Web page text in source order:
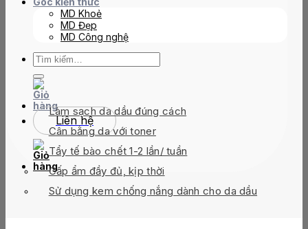
MD Khoẻ
MD Đẹp
MD Công nghệ
kiếm:
Liên hệ
TABLE OF CONTENTS
Tại sao vào mùa hè da dầu dễ gặp vấn đề về mụn?
Gợi ý routine chăm sóc da chuẩn bác sĩ cho da dầu
tại nhà vào mùa hè
Làm sạch da dầu đúng cách
Cân bằng da với toner
Tẩy tế bào chết 1-2 lần/ tuần
Cấp ẩm đầy đủ, kịp thời
Sử dụng kem chống nắng dành cho da dầu